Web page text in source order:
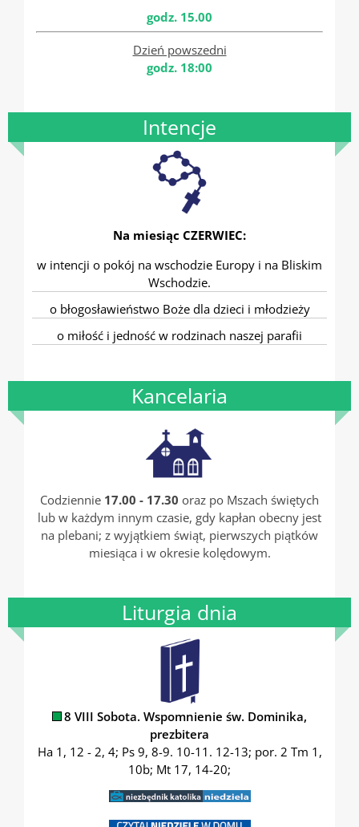
godz. 15.00
Dzień powszedni
godz. 18:00
Intencje
Na miesiąc CZERWIEC:
w intencji o pokój na wschodzie Europy i na Bliskim
Wschodzie.
o błogosławieństwo Boże dla dzieci i młodzieży
o miłość i jedność w rodzinach naszej parafii
Kancelaria
Codziennie 17.00 - 17.30 oraz po Mszach świętych
lub w każdym innym czasie, gdy kapłan obecny jest
na plebani; z wyjątkiem świąt, pierwszych piątków
miesiąca i w okresie kolędowym.
Liturgia dnia
8 VIII Sobota. Wspomnienie św. Dominika,
prezbitera
Ha 1, 12 - 2, 4; Ps 9, 8-9. 10-11. 12-13; por. 2 Tm 1,
10b; Mt 17, 14-20;